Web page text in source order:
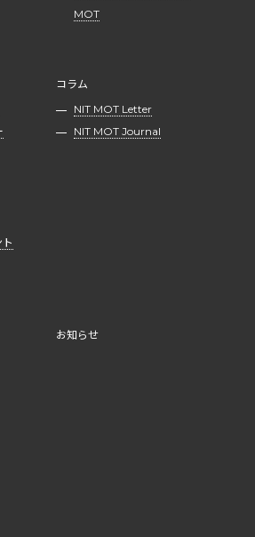
MOT
コラム
NIT MOT Letter
NIT MOT Journal
お知らせ